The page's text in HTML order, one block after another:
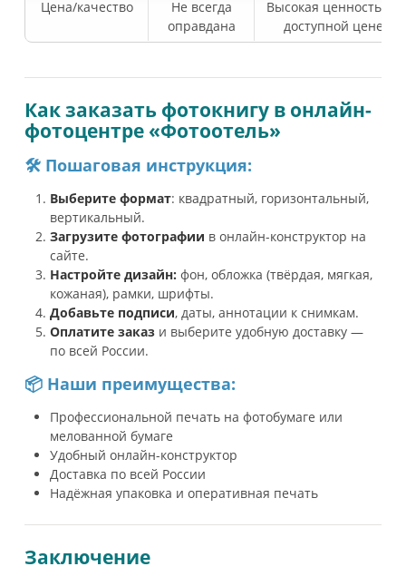
Цена/качество
Не всегда
оправдана
Высокая ценность по
доступной цене
Как заказать фотокнигу в онлайн-
фотоцентре «Фотоотель»
🛠 Пошаговая инструкция:
Выберите формат: квадратный, горизонтальный,
вертикальный.
Загрузите фотографии в онлайн-конструктор на
сайте.
Настройте дизайн: фон, обложка (твёрдая, мягкая,
кожаная), рамки, шрифты.
Добавьте подписи, даты, аннотации к снимкам.
Оплатите заказ и выберите удобную доставку —
по всей России.
📦 Наши преимущества:
Профессиональной печать на фотобумаге или
мелованной бумаге
Удобный онлайн-конструктор
Доставка по всей России
Надёжная упаковка и оперативная печать
Заключение